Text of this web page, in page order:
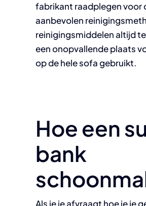
fabrikant raadplegen voor
aanbevolen
reinigingsmiddelen altijd
een onopvallende plaats
op de hele sofa gebruikt.
Hoe een
bank
Als je je afvraagt ​​hoe je je